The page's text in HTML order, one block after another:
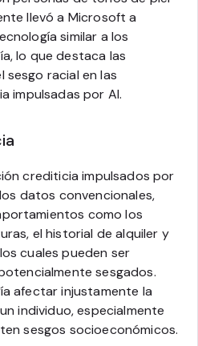
llevó a Microsoft a
similar a los
lo que destaca las
racial en las
impulsadas por AI.
crediticia impulsados por
datos convencionales,
como los
el historial de alquiler y
cuales pueden ser
sesgados.
afectar injustamente la
individuo, especialmente
sesgos socioeconómicos.